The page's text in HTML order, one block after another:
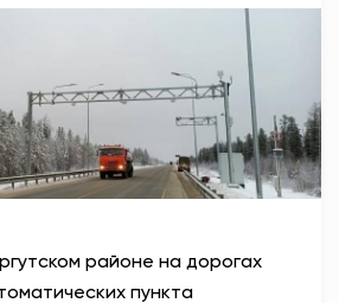
районе на дорогах
пункта